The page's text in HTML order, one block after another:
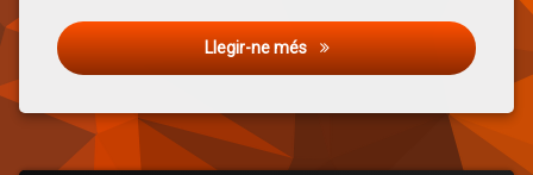
Llegir-ne més La Pregunta: GP del Brasil